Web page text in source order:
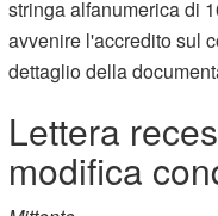
stringa alfanumerica di
avvenire l'accredito sul
dettaglio della
Lettera
modifica